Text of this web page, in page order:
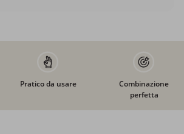
Pratico da usare
Combinazione
perfetta